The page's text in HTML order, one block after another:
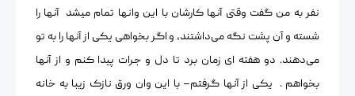
نفر به من گفت وقتی آنها کارشان با این وانها تمام میشد آنها را
شسته و آن پشت نگه می‌داشتند، و اگر بخواهی یکی از آنها را به تو
می‌دهند. دو هفته ای زمان برد تا دل و جرات پیدا کنم و از آنها
بخواهم . یکی از آنها گرفتم– با این وان ورق نازک زیبا به خانه